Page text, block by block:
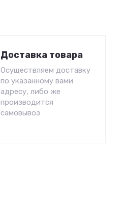
Доставка товара
Осуществляем доставку
по указанному вами
адресу, либо же
производится
самовывоз